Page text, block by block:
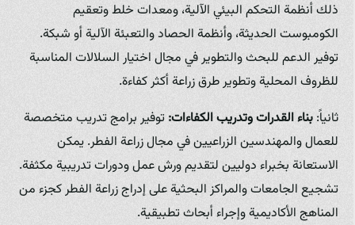
ذلك أنظمة التحكم البيئي الآلية، ومعدات خلط وتعقيم
الكومبوست الحديثة، وأنظمة الحصاد والتعبئة الآلية أو شبكة.
توفير الدعم للبحث والتطوير في مجال اختيار السلالات المناسبة
للظروف المحلية وتطوير طرق زراعة أكثر كفاءة.
ثانياً: بناء القدرات وتدريب الكفاءات:توفير برامج تدريب متخصصة
للعمال والمهندسين الزراعيين في مجال زراعة الفطر. يمكن
الاستعانة بخبراء دوليين لتقديم ورش عمل ودورات تدريبية مكثفة.
تشجيع الجامعات والمراكز البحثية على إدراج زراعة الفطر كجزء من
المناهج الأكاديمية وإجراء أبحاث تطبيقية.